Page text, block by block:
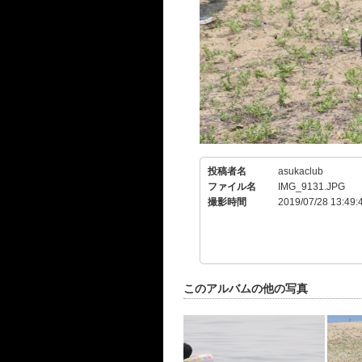
投稿者名
asukaclub
ファイル名
IMG_9131.JPG
撮影時間
2019/07/28
このアルバムの他の写真